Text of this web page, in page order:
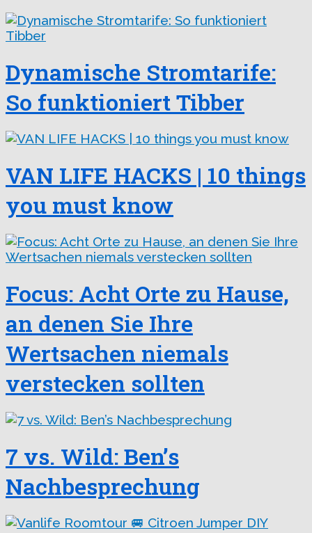
Dynamische Stromtarife:
So funktioniert Tibber
VAN LIFE HACKS | 10 things
you must know
Focus: Acht Orte zu Hause,
an denen Sie Ihre
Wertsachen niemals
verstecken sollten
7 vs. Wild: Ben’s
Nachbesprechung